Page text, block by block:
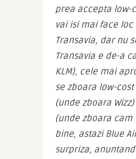
prea accepta low-
vai isi mai face loc
Transavia, dar nu
Transavia e de-a
KLM), cele mai
se zboara low-
(unde zboara
(unde zboara cam
bine, astazi Blue
surpriza,